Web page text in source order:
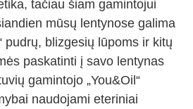
tačiau šiam gamintojui
mūsų lentynose galima
pudrų, blizgesių lūpoms ir kitų
paskatinti į savo lentynas
gamintojo „You&Oil“
naudojami eteriniai